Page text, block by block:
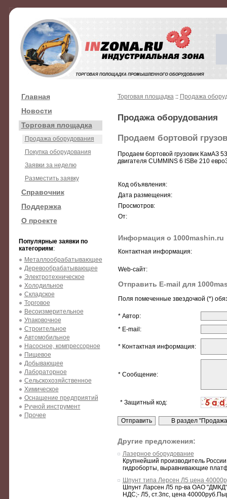
Главная
Новости
Торговая площадка
Продажа оборудования
Покупка оборудования
Заявки за неделю
Разместить заявку
Справочник
Поддержка
О проекте
Популярные заявки по
категориям:
Металлообрабатывающее
Деревообрабатывающее
Электротехническое
Холодильное
Складское
Торговое
Весоизмерительное
Упаковочное
Строительное
Автомобильное
Насосное, компрессорное
Пищевое
Добывающее
Лабораторное
Сельскохозяйственное
Химическое
Оснащение предприятий
Ручной инструмент
Прочее
Торговая площадка:: Продажа
Продажа оборудования
Продаем бортовой
Продаем бортовой грузовик КамАЗ
двигателя CUMMINS 6 ISBe 210
Код объявления:
Дата размещения:
Просмотров:
От:
Информация о 1000mashin.ru
Контактная информация:
Web-сайт:
Отправить E-mail для
Поля помеченные звездочкой (*)
* Автор:
* E-mail:
* Контактная информация:
* Сообщение:
* Защитный код:
Другие предложения:
Лазерное оборудование
Крупнейший производитель
гидроборты, выравнивающие
Шпунт типа Лерсен Л5 цена
Шпунт Ларсен Л5 пр-ва ОАО
НДС;- Л5, ст.3пс, цена